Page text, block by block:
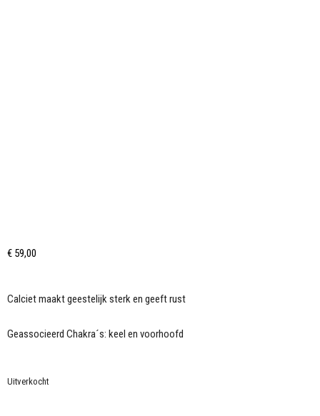
€ 59,00
Calciet maakt geestelijk sterk en geeft rust
Geassocieerd Chakra´s: keel en voorhoofd
Uitverkocht